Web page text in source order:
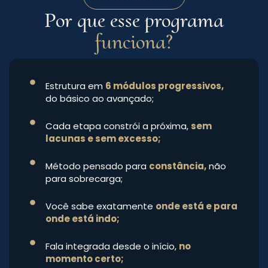
Por que esse programa
funciona?
Estrutura em 6 módulos progressivos,
do básico ao avançado;
Cada etapa constrói a próxima, sem
lacunas e sem excesso;
Método pensado para constância,não
para sobrecarga;
Você sabe exatamente onde está e para
onde está indo;
Fala integrada desde o início, no
momento certo;